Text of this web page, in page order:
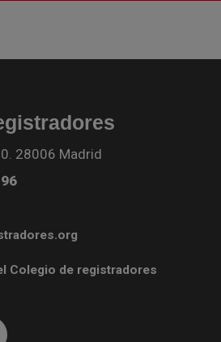
28006 Madrid
Colegio de registradores
a facebook (abre en ventana nueva)